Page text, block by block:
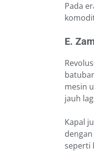
Pada
E.
mesin
jauh
Kapal
seperti